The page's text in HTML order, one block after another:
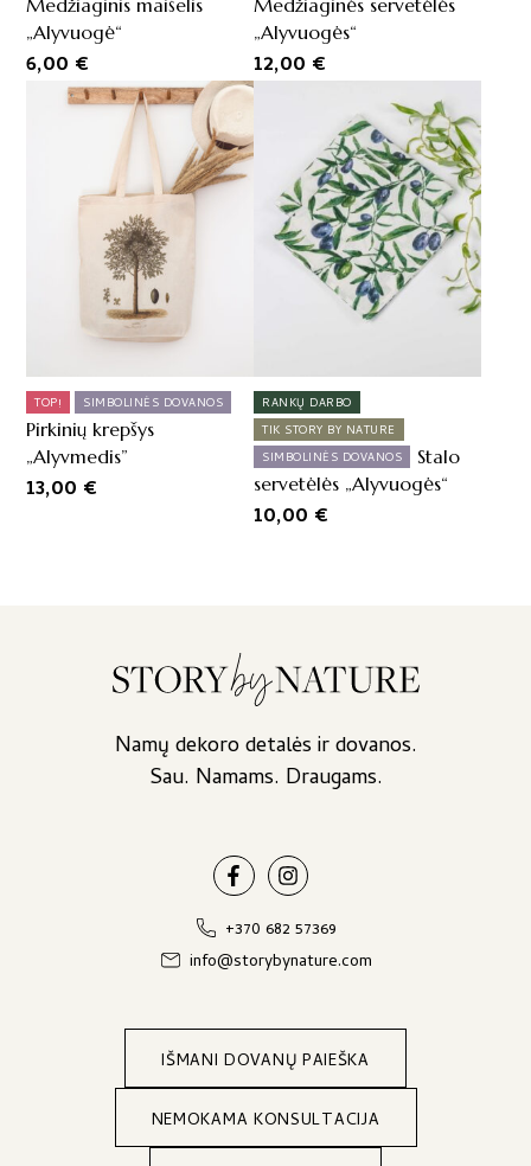
„Alyvuogė“
6,00 €
„Alyvuogės“
12,00 €
TOP! SIMBOLINĖS DOVANOS
Pirkinių krepšys
„Alyvmedis”
13,00 €
RANKŲ DARBO
TIK STORY BY NATURE
SIMBOLINĖS DOVANOS
Stalo
servetėlės „Alyvuogės“
10,00 €
Namų dekoro detalės ir dovanos.
Sau. Namams. Draugams.
+370 682 57369
info@storybynature.com
IŠMANI DOVANŲ PAIEŠKA
NEMOKAMA KONSULTACIJA